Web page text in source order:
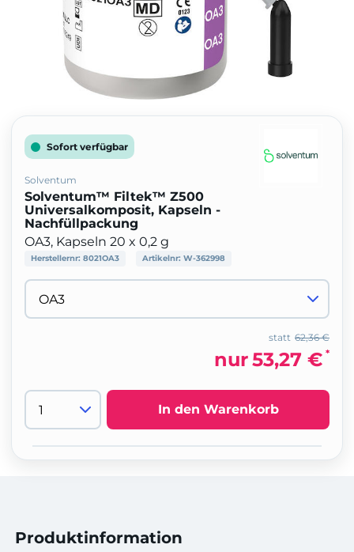
Sofort verfügbar
Solventum
Solventum™ Filtek™ Z500
Universalkomposit, Kapseln -
Nachfüllpackung
OA3, Kapseln 20 x 0,2 g
Herstellernr: 8021OA3 Artikelnr: W-362998
62,36 €
statt
nur53,27 € *
In den Warenkorb
Produktinformation